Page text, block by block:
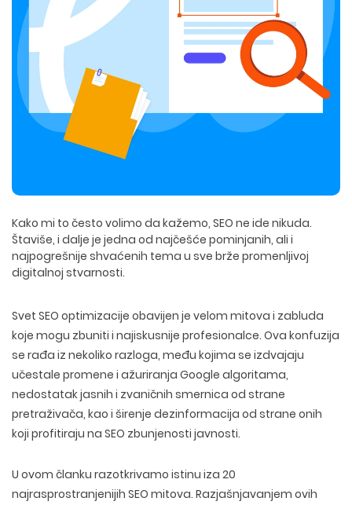
Kako mi to često volimo da kažemo, SEO ne ide nikuda.
Štaviše, i dalje je jedna od najčešće pominjanih, ali i
najpogrešnije shvaćenih tema u sve brže promenljivoj
digitalnoj stvarnosti.
Svet SEO optimizacije obavijen je velom mitova i zabluda
koje mogu zbuniti i najiskusnije profesionalce. Ova konfuzija
se rađa iz nekoliko razloga, među kojima se izdvajaju
učestale promene i ažuriranja Google algoritama,
nedostatak jasnih i zvaničnih smernica od strane
pretraživača, kao i širenje dezinformacija od strane onih
koji profitiraju na SEO zbunjenosti javnosti.
U ovom članku razotkrivamo istinu iza 20
najrasprostranjenijih SEO mitova. Razjašnjavanjem ovih